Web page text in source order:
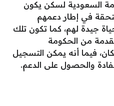
السعودية لسكن يكون
في إطار دعمهم
جيدة لهم، كما تكون تلك
من الحكومة
فيما أنه يمكن التسجيل
والحصول على الدعم.